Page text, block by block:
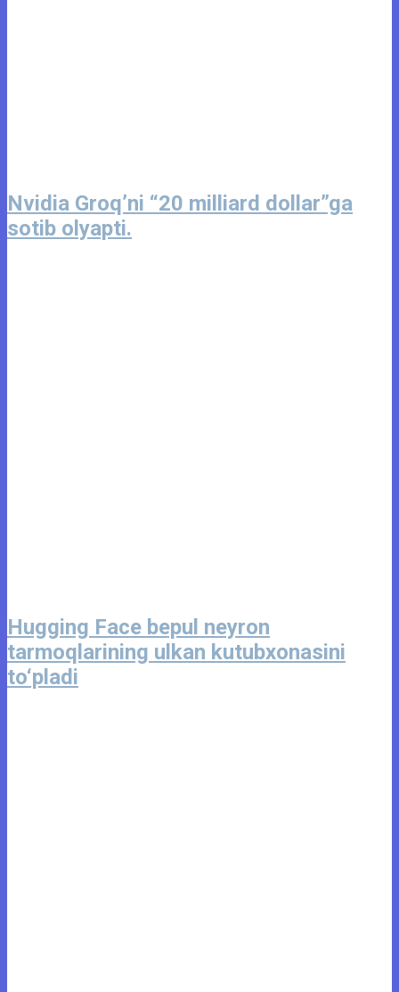
Nvidia Groq’ni “20 milliard dollar”ga
sotib olyapti.
Hugging Face bepul neyron
tarmoqlarining ulkan kutubxonasini
to‘pladi